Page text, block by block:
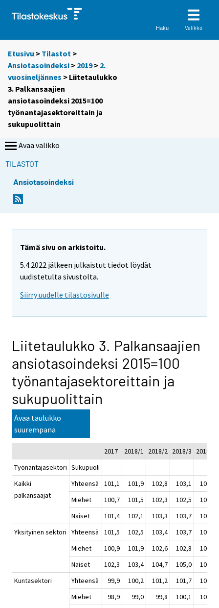
Haku Valikko
Etusivu > Tilastot >
Ansiotasoindeksi > 2019> 2.
vuosineljännes > Liitetaulukko
3. Palkansaajien
ansiotasoindeksi 2015=100
työnantajasektoreittain ja
sukupuolittain
Avaa valikko
TILASTOT
Ansiotasoindeksi
Tämä sivu on arkistoitu.
5.4.2022 jälkeen julkaistut tiedot löydät
uudistetulta sivustolta.
Siirry uudelle tilastosivulle
Liitetaulukko 3. Palkansaajien
ansiotasoindeksi 2015=100
työnantajasektoreittain ja
sukupuolittain
Avaa taulukko
suurempana
2017 2018/1 2018/2 2018/3
2018/4
Työnantajasektori Sukupuoli
Kaikki
palkansaajat
Yhteensä 101,1 101,9 102,8 103,1
103,4
Miehet
100,7 101,5 102,3 102,5
102,8
Naiset
101,4 102,1 103,3 103,7
103,9
Yksityinen sektori
Yhteensä 101,5 102,5 103,4 103,7
104,0
Miehet
100,9 101,9 102,6 102,8
103,2
Naiset
102,3 103,4 104,7 105,0
105,3
Kuntasektori
Yhteensä 99,9 100,2 101,2 101,7
101,8
Miehet
98,9 99,0 99,8 100,1
100,1